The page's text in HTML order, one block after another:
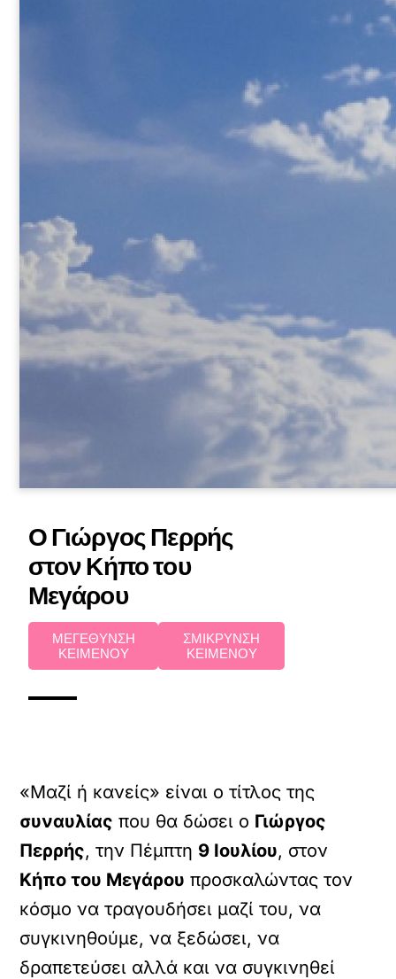
Ο Γιώργος Περρής
στον Κήπο του
Μεγάρου
ΜΕΓΕΘΥΝΣΗ
ΚΕΙΜΕΝΟΥ
ΣΜΙΚΡΥΝΣΗ
ΚΕΙΜΕΝΟΥ
«Μαζί ή κανείς» είναι ο τίτλος της
συναυλίας που θα δώσει ο Γιώργος
Περρής, την Πέμπτη 9 Ιουλίου, στον
Κήπο του Μεγάρου προσκαλώντας τον
κόσμο να τραγουδήσει μαζί του, να
συγκινηθούμε, να ξεδώσει, να
δραπετεύσει αλλά και να συγκινηθεί